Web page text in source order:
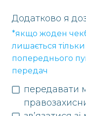
Додатково я
*якщо жоден
лишається тільки
попереднього
передач
передавати